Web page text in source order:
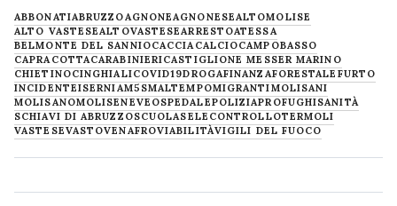
ABBONATIABRUZZOAGNONEAGNONESEALTOMOLISE
ALTO VASTESEALTOVASTESEARRESTOATESSA
BELMONTE DEL SANNIOCACCIA CALCIOCAMPOBASSO
CAPRACOTTACARABINIERICASTIGLIONE MESSER MARINO
CHIETINOCINGHIALICOVID19DROGAFINANZAFORESTALE FURTO
INCIDENTEISERNIAM5SMALTEMPOMIGRANTIMOLISANI
MOLISANOMOLISENEVE OSPEDALEPOLIZIAPROFUGHISANITÀ
SCHIAVI DI ABRUZZOSCUOLASELECONTROLLOTERMOLI
VASTESEVASTOVENAFROVIABILITÀVIGILI DEL FUOCO